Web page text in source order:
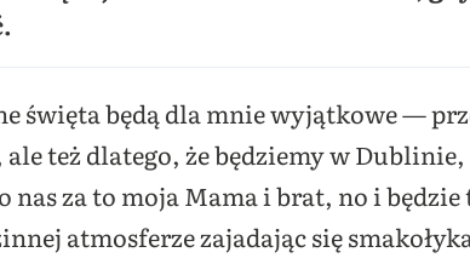
święta będą dla mnie wyjątkowe —
też dlatego, że będziemy w
nas za to moja Mama i brat, no i
atmosferze zajadając się